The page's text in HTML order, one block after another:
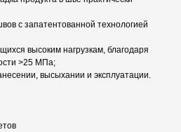
с запатентованной технологией
высоким нагрузкам, благодаря
>25 МПа;
высыхании и эксплуатации.